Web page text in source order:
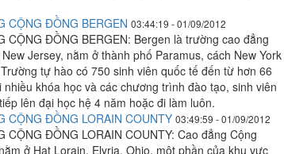
CỘNG ĐỒNG BERGEN 03:44:19 - 01/09/2012
CỘNG ĐỒNG BERGEN: Bergen là trường cao đẳng
Jersey, nằm ở thành phố Paramus, cách New York
tự hào có 750 sinh viên quốc tế đến từ hơn 66
khóa học và các chương trình đào tạo, sinh viên
lên đại học hệ 4 năm hoặc đi làm luôn.
CỘNG ĐỒNG LORAIN COUNTY 03:49:59 - 01/09/2012
CỘNG ĐỒNG LORAIN COUNTY: Cao đẳng Cộng
ở Hạt Lorain, Elyria, Ohio, một phần của khu vực